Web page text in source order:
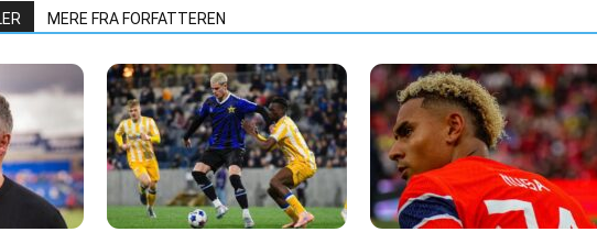
MERE FRA FORFATTEREN